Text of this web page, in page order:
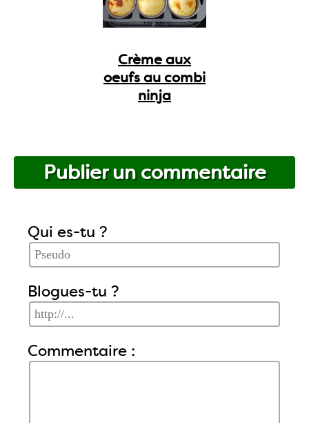
Crème aux
oeufs au combi
ninja
Publier un commentaire
Qui es-tu ?
Blogues-tu ?
Commentaire :